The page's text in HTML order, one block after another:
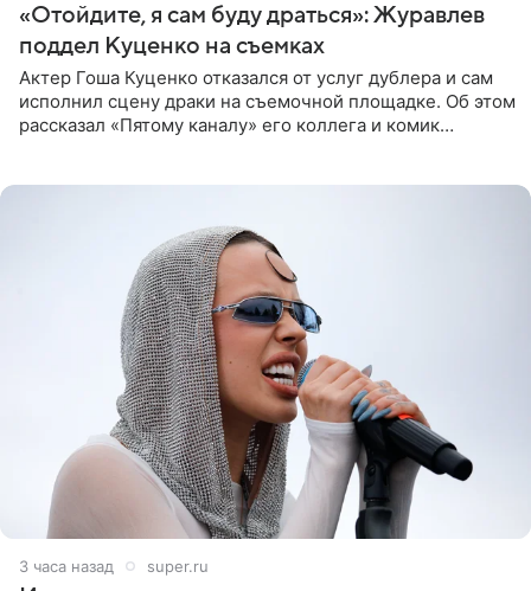
«Отойдите, я сам буду драться»: Журавлев
поддел Куценко на съемках
Актер Гоша Куценко отказался от услуг дублера и сам
исполнил сцену драки на съемочной площадке. Об этом
рассказал «Пятому каналу» его коллега и комик
3 часа назад super.ru